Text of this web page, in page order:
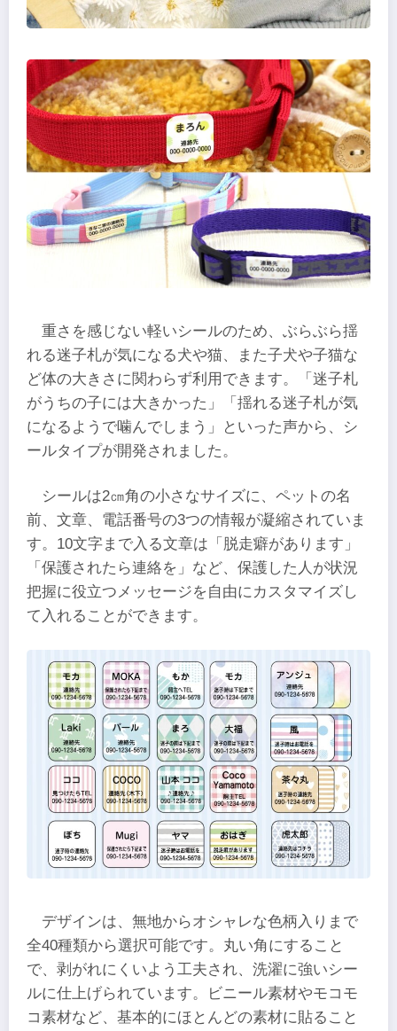
重さを感じない軽いシールのため、ぶらぶら揺
れる迷子札が気になる犬や猫、また子犬や子猫な
ど体の大きさに関わらず利用できます。「迷子札
がうちの子には大きかった」「揺れる迷子札が気
になるようで噛んでしまう」といった声から、シ
ールタイプが開発されました。
シールは2㎝角の小さなサイズに、ペットの名
前、文章、電話番号の3つの情報が凝縮されていま
す。10文字まで入る文章は「脱走癖があります」
「保護されたら連絡を」など、保護した人が状況
把握に役立つメッセージを自由にカスタマイズし
て入れることができます。
デザインは、無地からオシャレな色柄入りまで
全40種類から選択可能です。丸い角にすること
で、剥がれにくいよう工夫され、洗濯に強いシー
ルに仕上げられています。ビニール素材やモコモ
コ素材など、基本的にほとんどの素材に貼ること